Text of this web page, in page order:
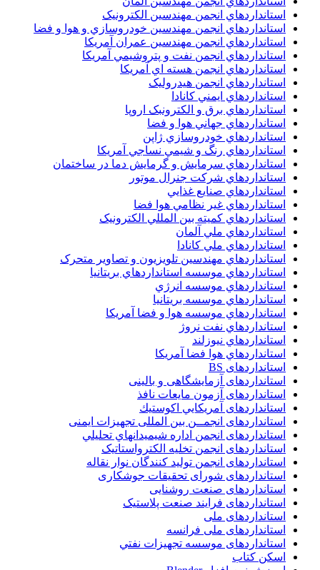
استانداردهاي انجمن مهندسين الکترونيک
استانداردهاي انجمن مهندسين خودروسازي و هوا و فضا
استانداردهاي انجمن مهندسين عمران آمريکا
استانداردهاي انجمن نفت و پتروشيمي آمريکا
استانداردهاي انجمن هسته اي آمريکا
استانداردهاي انجمن هيدروليک
استانداردهاي ايمني کانادا
استانداردهاي برق و الکترونبک اروپا
استانداردهاي جهاني هوا و فضا
استانداردهاي خودروسازي ژاپن
استانداردهاي رنگ و شيمي نساجي آمريکا
استانداردهاي سرمايش و گرمايش دما در ساختمان
استانداردهاي شرکت جنرال موتور
استانداردهاي صنايع غذايي
استانداردهاي غير نظامي هوا فضا
استانداردهاي کميته بين المللي الکترونيک
استانداردهاي ملي آلمان
استانداردهاي ملي کانادا
استانداردهاي مهندسين تلويزيون و تصاوير متحرک
استانداردهاي موسسه استانداردهاي بريتانيا
استانداردهاي موسسه انرژي
استانداردهاي موسسه بريتانيا
استانداردهاي موسسه هوا و فضا آمريکا
استانداردهاي نفت نروژ
استانداردهاي نيوزلند
استانداردهاي هوا فضا آمريکا
استانداردهای BS
استانداردهای آزمایشگاهی و بالینی
استانداردهای آزمون مایعات نافذ
استانداردهای آمريكايي اكوستيك
استانداردهای انجمــن بين المللى تجهيزات ايمنى
استانداردهای انجمن اداره شيميدانهاي تحليلي
استانداردهای انجمن تخليه الکترواستاتيک
استانداردهای انجمن توليد کنندگان نوار نقاله
استانداردهای شورای تحقیقات جوشکاری
استانداردهای صنعت روشنایی
استانداردهای فرايند صنعت پلاستيک
استانداردهای ملی
استانداردهای ملی فرانسه
استانداردهای موسسه تجهيزات نفتي
اسکن کتاب